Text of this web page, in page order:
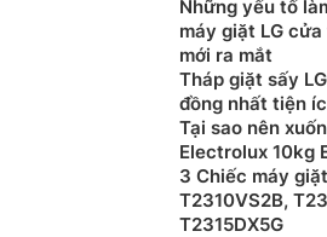
Những yếu tố
máy giặt LG
mới ra mắt
Tháp giặt sấy
đồng nhất tiện
Tại sao nên
Electrolux 10kg
3 Chiếc máy
T2310VS2B,
T2315DX5G